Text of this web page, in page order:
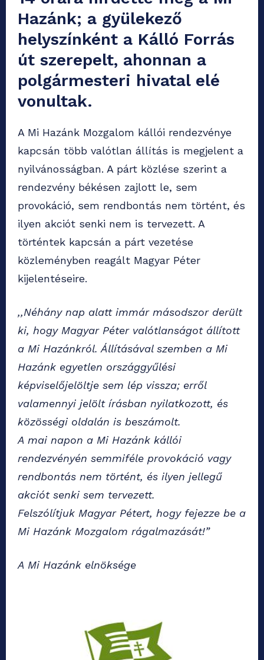
Hazánk; a gyülekező
helyszínként a Kálló Forrás
út szerepelt, ahonnan a
polgármesteri hivatal elé
vonultak.
A Mi Hazánk Mozgalom kállói rendezvénye
kapcsán több valótlan állítás is megjelent a
nyilvánosságban. A párt közlése szerint a
rendezvény békésen zajlott le, sem
provokáció, sem rendbontás nem történt, és
ilyen akciót senki nem is tervezett. A
történtek kapcsán a párt vezetése
közleményben reagált Magyar Péter
kijelentéseire.
,,Néhány nap alatt immár másodszor derült
ki, hogy Magyar Péter valótlanságot állított
a Mi Hazánkról. Állításával szemben a Mi
Hazánk egyetlen országgyűlési
képviselőjelöltje sem lép vissza; erről
valamennyi jelölt írásban nyilatkozott, és
közösségi oldalán is beszámolt.
A mai napon a Mi Hazánk kállói
rendezvényén semmiféle provokáció vagy
rendbontás nem történt, és ilyen jellegű
akciót senki sem tervezett.
Felszólítjuk Magyar Pétert, hogy fejezze be a
Mi Hazánk Mozgalom rágalmazását!”
A Mi Hazánk elnöksége